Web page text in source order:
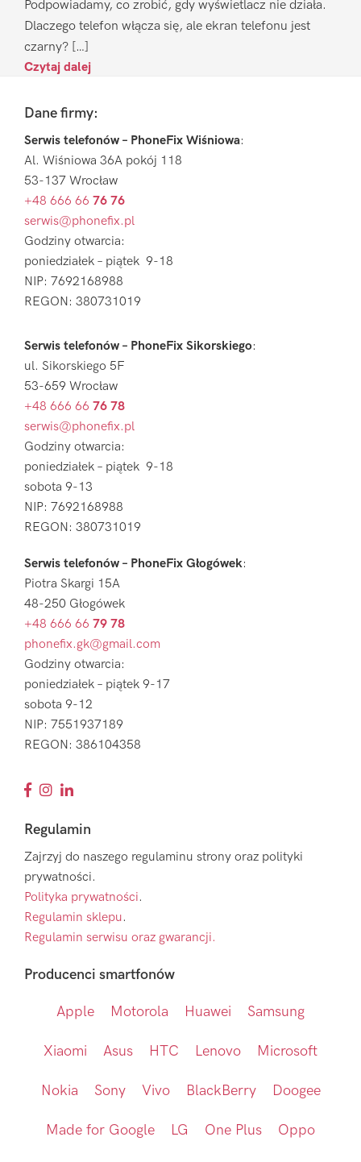
Podpowiadamy, co zrobić, gdy wyświetlacz nie działa.
Dlaczego telefon włącza się, ale ekran telefonu jest
czarny? […]
Czytaj dalej
FooterDane firmy:
Serwis telefonów – PhoneFix Wiśniowa:
Al. Wiśniowa 36A pokój 118
53-137 Wrocław
+48 666 66 76 76
serwis@phonefix.pl
Godziny otwarcia:
poniedziałek – piątek 9-18
NIP: 7692168988
REGON: 380731019
Serwis telefonów – PhoneFix Sikorskiego:
ul. Sikorskiego 5F
53-659 Wrocław
+48 666 66 76 78
serwis@phonefix.pl
Godziny otwarcia:
poniedziałek – piątek 9-18
sobota 9-13
NIP: 7692168988
REGON: 380731019
Serwis telefonów – PhoneFix Głogówek:
Piotra Skargi 15A
48-250 Głogówek
+48 666 66 79 78
phonefix.gk@gmail.com
Godziny otwarcia:
poniedziałek – piątek 9-17
sobota 9-12
NIP: 7551937189
REGON: 386104358
Regulamin
Zajrzyj do naszego regulaminu strony oraz polityki
prywatności.
Polityka prywatności.
Regulamin sklepu.
Regulamin serwisu oraz gwarancji.
Producenci smartfonów
Apple Motorola Huawei Samsung
Xiaomi Asus HTC Lenovo Microsoft
Nokia Sony Vivo BlackBerry Doogee
Made for Google LG One Plus Oppo